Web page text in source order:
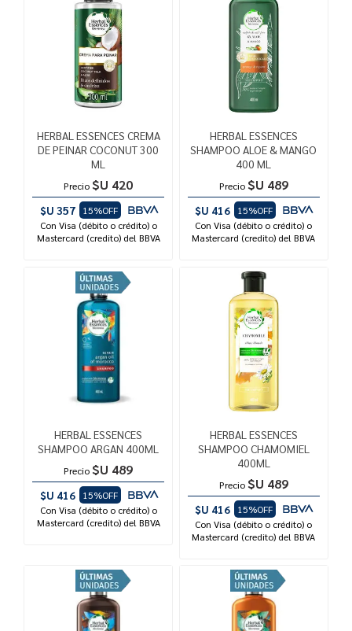
HERBAL ESSENCES CREMA
DE PEINAR COCONUT 300
ML
Precio $U 420
$U 357
15%OFF
Con Visa (débito o crédito) o
Mastercard (credito) del BBVA
HERBAL ESSENCES
SHAMPOO ALOE & MANGO
400 ML
Precio $U 489
$U 416
15%OFF
Con Visa (débito o crédito) o
Mastercard (credito) del BBVA
HERBAL ESSENCES
SHAMPOO ARGAN 400ML
Precio $U 489
$U 416
15%OFF
Con Visa (débito o crédito) o
Mastercard (credito) del BBVA
HERBAL ESSENCES
SHAMPOO CHAMOMIEL
400ML
Precio $U 489
$U 416
15%OFF
Con Visa (débito o crédito) o
Mastercard (credito) del BBVA